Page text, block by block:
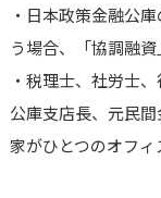
・日本政策金融公
う場合、「協調融
・税理士、社労士
公庫支店長、元民
家がひとつのオフ